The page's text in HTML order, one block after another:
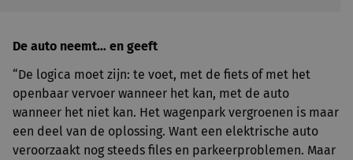
De auto neemt… en geeft
“De logica moet zijn: te voet, met de fiets of met het
openbaar vervoer wanneer het kan, met de auto
wanneer het niet kan. Het wagenpark vergroenen is maar
een deel van de oplossing. Want een elektrische auto
veroorzaakt nog steeds files en parkeerproblemen. Maar